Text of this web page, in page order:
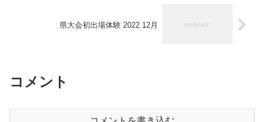
県大会初出場体験 2022 12月
コメント